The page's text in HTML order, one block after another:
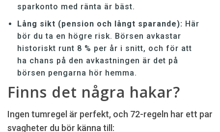
sparkonto med ränta är bäst.
Lång sikt (pension och långt sparande): Här
bör du ta en högre risk. Börsen avkastar
historiskt runt 8 % per år i snitt, och för att
ha chans på den avkastningen är det på
börsen pengarna hör hemma.
Finns det några hakar?
Ingen tumregel är perfekt, och 72-regeln har ett par
svagheter du bör känna till: